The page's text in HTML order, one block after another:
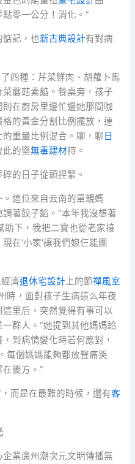
零一公分！消化。”
惦記，也新古典設計有對病
四種：芹菜鮮肉、胡蘿卜馬
蘑菇素餡。餐桌旁，孩子
在廚房里邊忙邊她那間咖
的黃金分割比例擺放，連
重量比例混合。聊，聊 日
此的堅無毒建材持。
的日子從頭捏緊。
這位來自云南的單親媽
調著餃子餡。“本年我沒想著
助下，我把二寶也從老家接
在‘小家’讓我們娘仨能團
濟退休宅設計 上的節禪風室
時，面對孩子生病這么年夜
里后，突然覺得有事可以
群人。”她提到其他媽媽給
到病情變化時若何應對，
每個媽媽能夠都放聲痛哭
後方。”
而是在最難的時候，還有客
業廣州潮次元文明傳播無